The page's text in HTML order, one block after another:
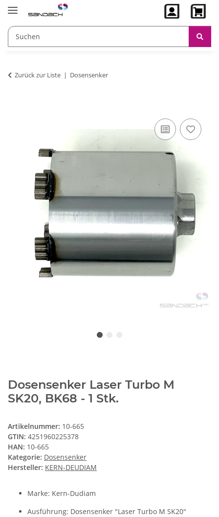
Zurück zur Liste Dosensenker
Dosensenker Laser Turbo M
SK20, BK68 - 1 Stk.
Artikelnummer: 10-665
GTIN: 4251960225378
HAN: 10-665
Kategorie: Dosensenker
Hersteller: KERN-DEUDIAM
Marke: Kern-Dudiam
Ausführung: Dosensenker "Laser Turbo M SK20"